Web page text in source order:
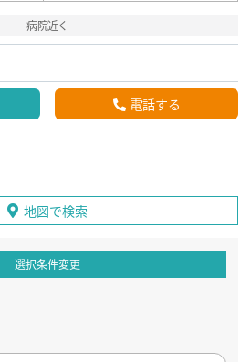
病院近く
電話する
地図で検索
選択条件変更